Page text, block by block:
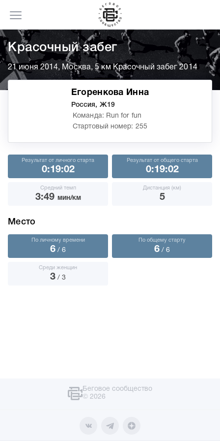
Красочный забег
21 июня 2014, Москва, 5 км Красочный забег 2014
Егоренкова Инна
Россия, Ж19
Команда: Run for fun
Стартовый номер: 255
Результат от личного старта
0:19:02
Результат от общего старта
0:19:02
Средний темп
3:49 мин/км
Дистанция (км)
5
Место
По личному времени
6 / 6
По общему старту
6 / 6
Среди женщин
3 / 3
Беговое сообщество
© 2026